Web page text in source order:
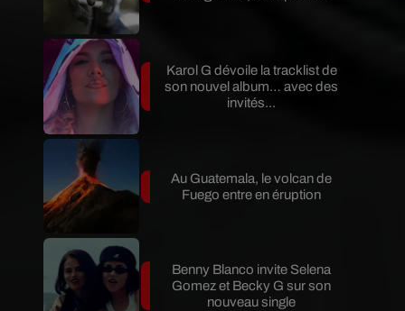
Karol G dévoile la tracklist de
son nouvel album… avec des
invités...
Au Guatemala, le volcan de
Fuego entre en éruption
Benny Blanco invite Selena
Gomez et Becky G sur son
nouveau single